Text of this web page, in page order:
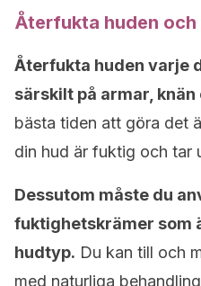
Återfukta huden och
Återfukta huden varje
särskilt på armar,
bästa tiden att göra det
din hud är fuktig och tar
Dessutom måste du
fuktighetskrämer som
hudtyp. Du kan till och
med naturliga